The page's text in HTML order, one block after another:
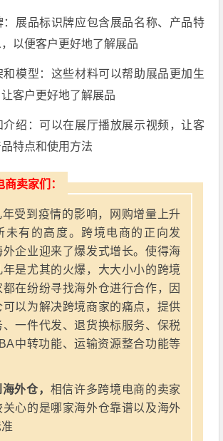
：展品标识牌应包含展品名称、产品特
以便客户更好地了解展品
和模型：这些材料可以帮助展品更加生
客户更好地了解展品
介绍：可以在展厅播放展示视频，让客
特点和使用方法
卖家们：
年受到疫情的影响，网购增量上升
未有的高度。跨境电商的正向发
外企业迎来了爆发式增长。使得海
年是尤其的火爆，大大小小的跨境
都在纷纷寻找海外仓进行合作，因
可以为解决跨境商家的痛点，提供
、一件代发、退货换标服务、保税
中转功能、运输资源整合功能等
外仓， 相信许多跨境电商的卖家
关心的是哪家海外仓靠谱以及海外